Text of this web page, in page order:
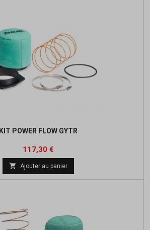
KIT POWER FLOW GYTR
Prix
117,30 €Prix
de
base
 Ajouter au panier